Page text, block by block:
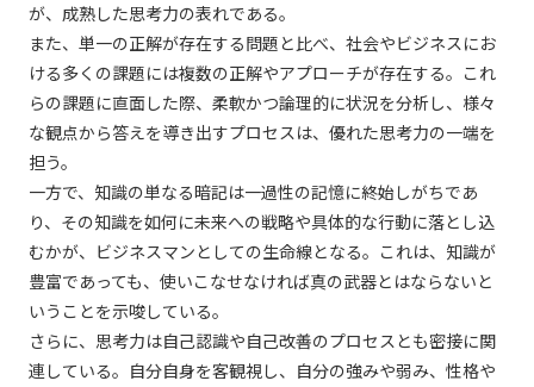
が、成熟した思考力の表れである。
また、単一の正解が存在する問題と比べ、社会やビジネスにお
ける多くの課題には複数の正解やアプローチが存在する。これ
らの課題に直面した際、柔軟かつ論理的に状況を分析し、様々
な観点から答えを導き出すプロセスは、優れた思考力の一端を
担う。
一方で、知識の単なる暗記は一過性の記憶に終始しがちであ
り、その知識を如何に未来への戦略や具体的な行動に落とし込
むかが、ビジネスマンとしての生命線となる。これは、知識が
豊富であっても、使いこなせなければ真の武器とはならないと
いうことを示唆している。
さらに、思考力は自己認識や自己改善のプロセスとも密接に関
連している。自分自身を客観視し、自分の強みや弱み、性格や